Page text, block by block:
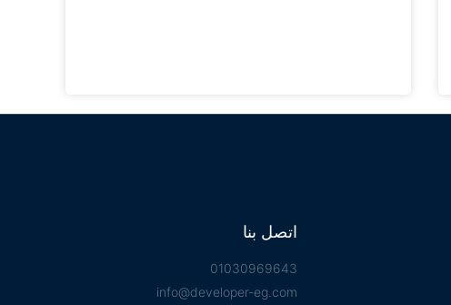
اتصل بنا
01030969643
info@developer-eg.com